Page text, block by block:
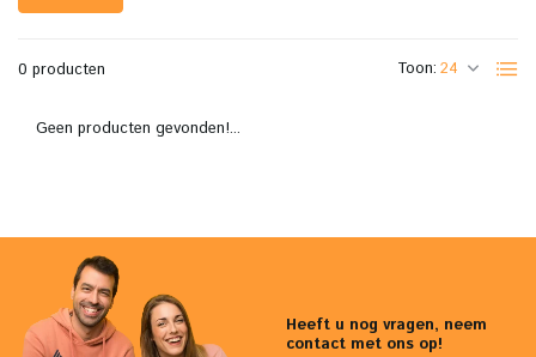
0 producten Toon:
Geen producten gevonden!...
Heeft u nog vragen, neem
contact met ons op!